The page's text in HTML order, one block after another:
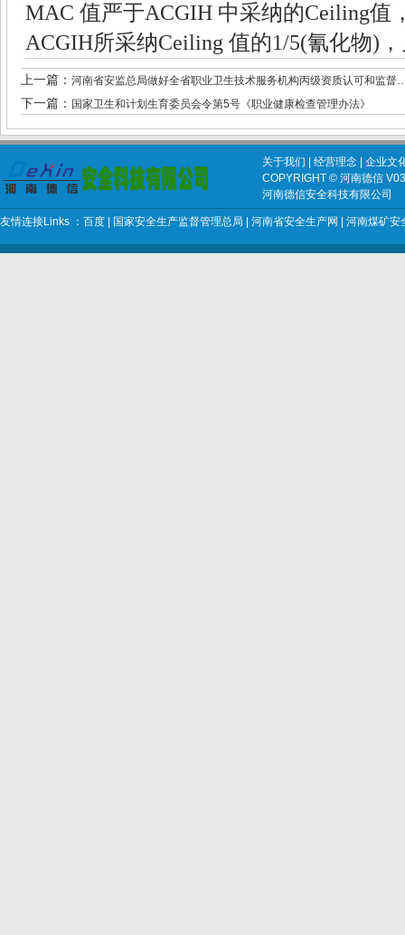
MAC 值严于ACGIH 中采纳的Ceiling值
ACGIH所采纳Ceiling 值的1/5(氰化物)
上一篇： 河南省安监总局做好全省职业卫生技术服务机构丙级资质认可和监督
下一篇： 国家卫生和计划生育委员会令第5号《职业健康检查管理办法》
关于我们 经营理念
企业文
COPYRIGHT © 河南德信
河南德信安全科技有限公司
友情连接Links ： 百度 国家安全生产监督管理总局 河南省安全生产网 河南煤矿安